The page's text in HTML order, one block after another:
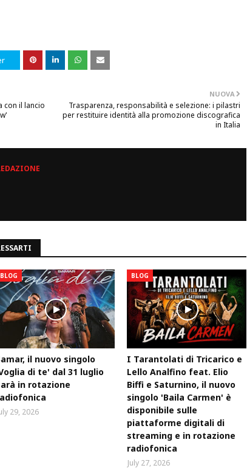
NUOVA
Trasparenza, responsabilità e selezione: i pilastri
per restituire identità alla promozione discografica
in Italia
con il lancio
BLOG
il nuovo singolo
di te' dal 31 luglio
in rotazione
29, 2026
BLOG
I Tarantolati di Tricarico e
Lello Analfino feat. Elio
Biffi e Saturnino, il nuovo
singolo 'Baila Carmen' è
disponibile sulle
piattaforme digitali di
streaming e in rotazione
radiofonica
July 27, 2026